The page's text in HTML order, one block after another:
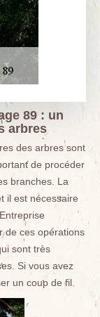
89 : un
arbres
des arbres sont
de procéder
branches. La
il est nécessaire
de ces opérations
sont très
Si vous avez
un coup de fil.